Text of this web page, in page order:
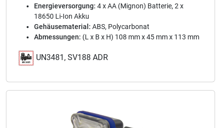
Energieversorgung: 4 x AA (Mignon) Batterie, 2 x
18650 Li-Ion Akku
Gehäusematerial: ABS, Polycarbonat
Abmessungen: (L x B x H) 108 mm x 45 mm x 113 mm
UN3481, SV188 ADR